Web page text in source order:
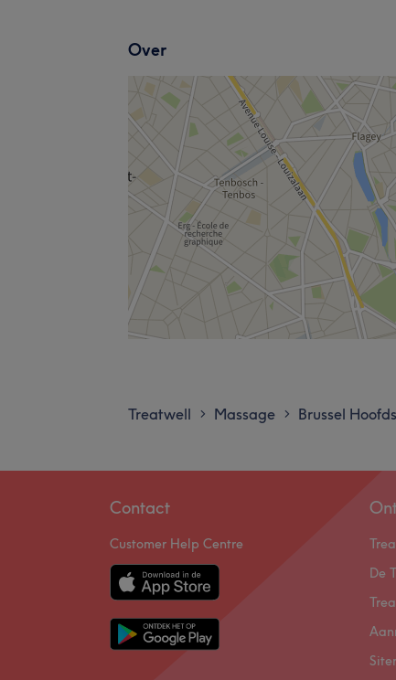
Over
Treatwell > Massage > Brussel
Contact
Customer Help Centre
De